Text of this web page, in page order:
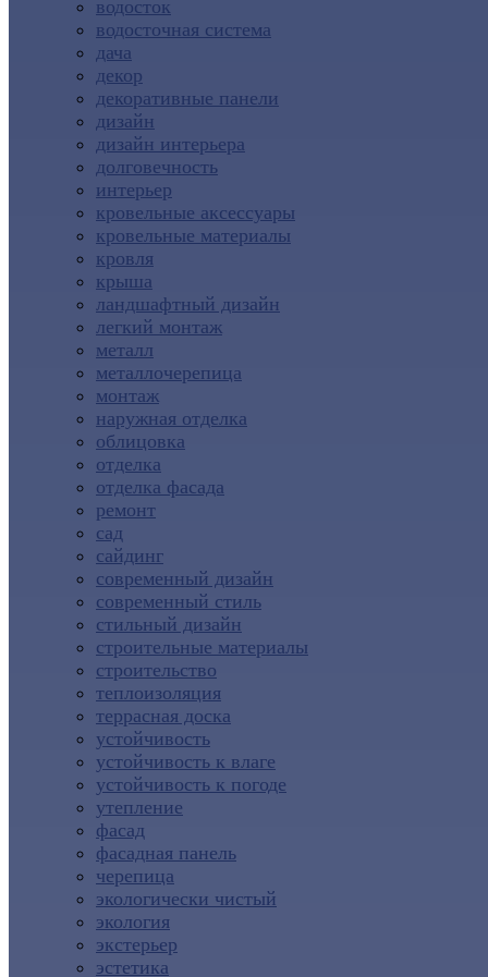
водосток
водосточная система
дача
декор
декоративные панели
дизайн
дизайн интерьера
долговечность
интерьер
кровельные аксессуары
кровельные материалы
кровля
крыша
ландшафтный дизайн
легкий монтаж
металл
металлочерепица
монтаж
наружная отделка
облицовка
отделка
отделка фасада
ремонт
сад
сайдинг
современный дизайн
современный стиль
стильный дизайн
строительные материалы
строительство
теплоизоляция
террасная доска
устойчивость
устойчивость к влаге
устойчивость к погоде
утепление
фасад
фасадная панель
черепица
экологически чистый
экология
экстерьер
эстетика